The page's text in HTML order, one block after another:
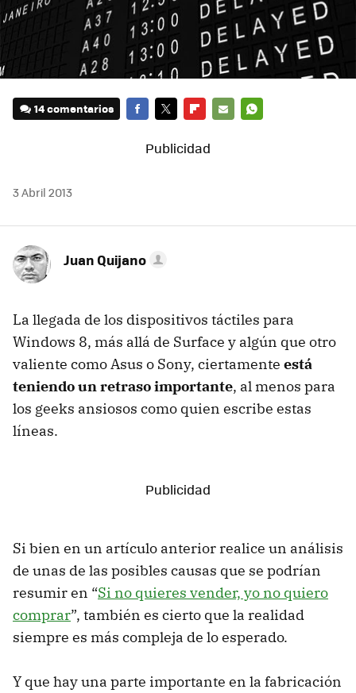
14 comentarios
3 Abril 2013
Juan Quijano
La llegada de los dispositivos táctiles para
Windows 8, más allá de Surface y algún que otro
valiente como Asus o Sony, ciertamente está
teniendo un retraso importante, al menos para
los geeks ansiosos como quien escribe estas
líneas.
Si bien en un artículo anterior realice un análisis
de unas de las posibles causas que se podrían
resumir en “Si no quieres vender, yo no quiero
comprar”, también es cierto que la realidad
siempre es más compleja de lo esperado.
Y que hay una parte importante en la fabricación